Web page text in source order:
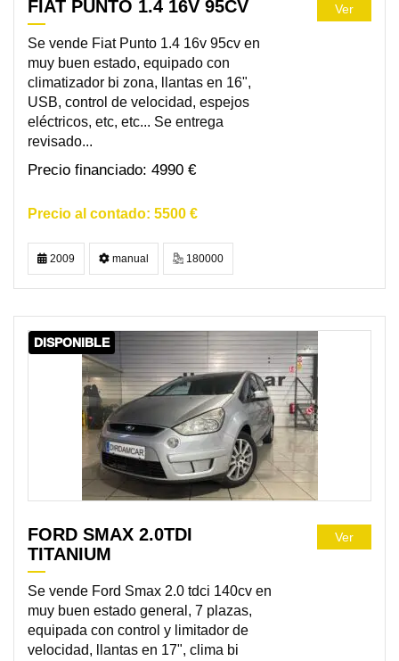
FIAT PUNTO 1.4 16V 95CV
Se vende Fiat Punto 1.4 16v 95cv en
muy buen estado, equipado con
climatizador bi zona, llantas en 16",
USB, control de velocidad, espejos
eléctricos, etc, etc... Se entrega
revisado...
4990 €
5500 €
Ver
2009 manual 180000
DISPONIBLE
FORD SMAX 2.0TDI
TITANIUM
Se vende Ford Smax 2.0 tdci 140cv en
muy buen estado general, 7 plazas,
equipada con control y limitador de
velocidad, llantas en 17", clima bi
Ver